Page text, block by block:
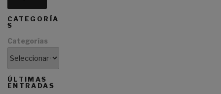
CATEGORÍA
S
Categorías
ÚLTIMAS
ENTRADAS